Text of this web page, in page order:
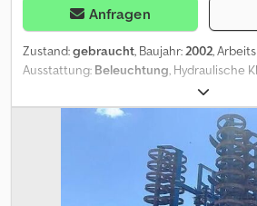
Anfragen
Zustand:gebraucht, Baujahr: 2002,
Ausstattung: Beleuchtung , Hydraulische
rad, Heckanbau, Hackstriegel_____9m
einer Reihe, 6